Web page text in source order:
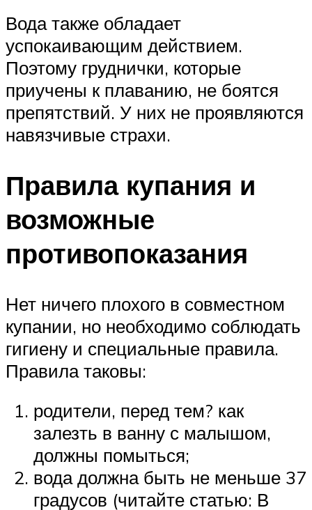
Вода также обладает
успокаивающим действием.
Поэтому груднички, которые
приучены к плаванию, не боятся
препятствий. У них не проявляются
навязчивые страхи.
Правила купания и
возможные
противопоказания
Нет ничего плохого в совместном
купании, но необходимо соблюдать
гигиену и специальные правила.
Правила таковы:
родители, перед тем? как
залезть в ванну с малышом,
должны помыться;
вода должна быть не меньше 37
градусов (читайте статью: В